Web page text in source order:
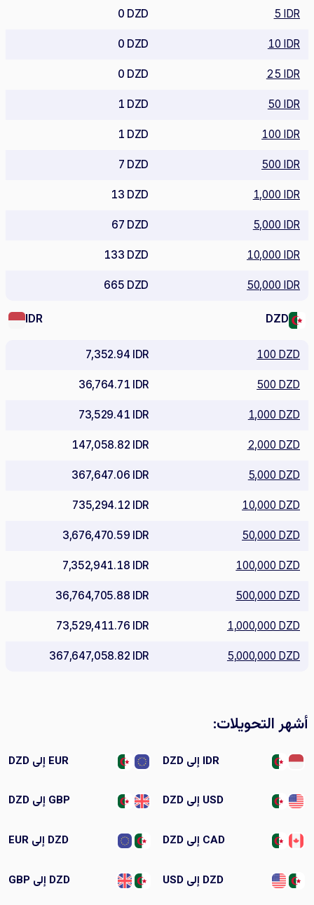
5 IDR
0 DZD
10 IDR
0 DZD
25 IDR
0 DZD
50 IDR
1 DZD
100 IDR
1 DZD
500 IDR
7 DZD
1,000 IDR
13 DZD
5,000 IDR
67 DZD
10,000 IDR
133 DZD
50,000 IDR
665 DZD
DZD
IDR
100 DZD
7,352.94 IDR
500 DZD
36,764.71 IDR
1,000 DZD
73,529.41 IDR
2,000 DZD
147,058.82 IDR
5,000 DZD
367,647.06 IDR
10,000 DZD
735,294.12 IDR
50,000 DZD
3,676,470.59 IDR
100,000 DZD
7,352,941.18 IDR
500,000 DZD
36,764,705.88 IDR
1,000,000 DZD
73,529,411.76 IDR
5,000,000 DZD
367,647,058.82 IDR
أشهر التحويلات:
IDR إلى DZD EUR إلى DZD
USD إلى DZD GBP إلى DZD
CAD إلى DZD DZD إلى EUR
DZD إلى USD DZD إلى GBP